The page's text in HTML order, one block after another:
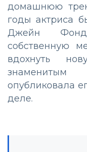
домашнюю
годы актриса
Джейн
собственную
вдохнуть
опубликовала
деле.